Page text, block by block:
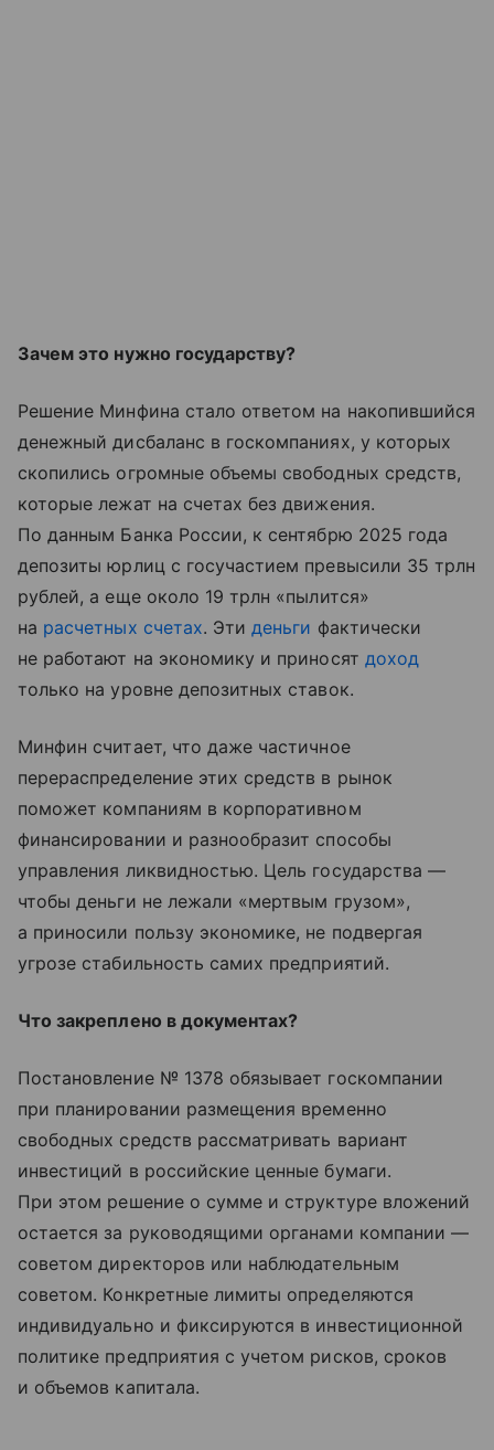
Зачем это нужно государству?
Решение Минфина стало ответом на накопившийся
денежный дисбаланс в госкомпаниях, у которых
скопились огромные объемы свободных средств,
которые лежат на счетах без движения.
По данным Банка России, к сентябрю 2025 года
депозиты юрлиц с госучастием превысили 35 трлн
рублей, а еще около 19 трлн «пылится»
на расчетных счетах. Этиденьги фактически
не работают на экономику и приносят доход
только на уровне депозитных ставок.
Минфин считает, что даже частичное
перераспределение этих средств в рынок
поможет компаниям в корпоративном
финансировании и разнообразит способы
управления ликвидностью. Цель государства —
чтобы деньги не лежали «мертвым грузом»,
а приносили пользу экономике, не подвергая
угрозе стабильность самих предприятий.
Что закреплено в документах?
Постановление № 1378 обязывает госкомпании
при планировании размещения временно
свободных средств рассматривать вариант
инвестиций в российские ценные бумаги.
При этом решение о сумме и структуре вложений
остается за руководящими органами компании —
советом директоров или наблюдательным
советом. Конкретные лимиты определяются
индивидуально и фиксируются в инвестиционной
политике предприятия с учетом рисков, сроков
и объемов капитала.